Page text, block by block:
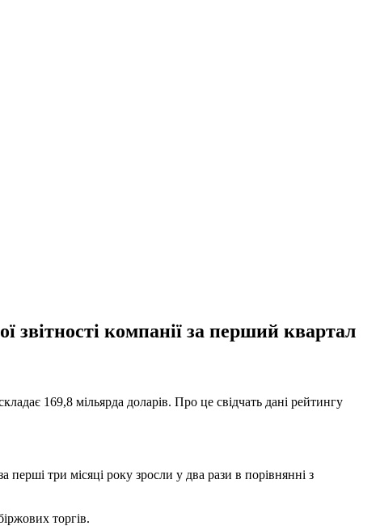
звітності компанії за перший квартал
169,8 мільярда доларів. Про це свідчать дані рейтингу
перші три місяці року зросли у два рази в порівнянні з
торгів.